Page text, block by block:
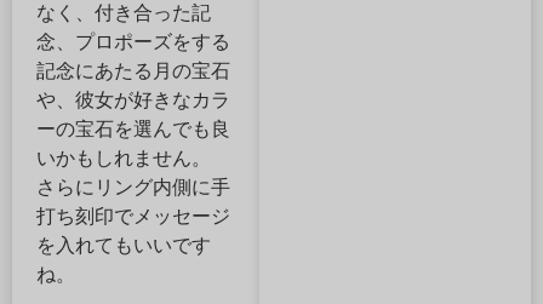
なく、付き合った記
念、プロポーズをする
記念にあたる月の宝石
や、彼女が好きなカラ
ーの宝石を選んでも良
いかもしれません。
さらにリング内側に手
打ち刻印でメッセージ
を入れてもいいです
ね。